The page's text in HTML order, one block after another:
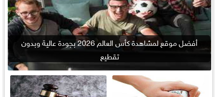
أفضل موقع لمشاهدة كأس العالم 2026 بجودة عالية وبدون
تقطيع